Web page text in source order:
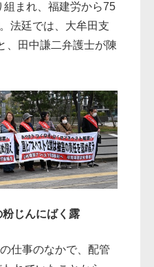
まれ、福建労から75
法廷では、大牟田支
、田中謙二弁護士が陳
じんにばく露
仕事のなかで、配管